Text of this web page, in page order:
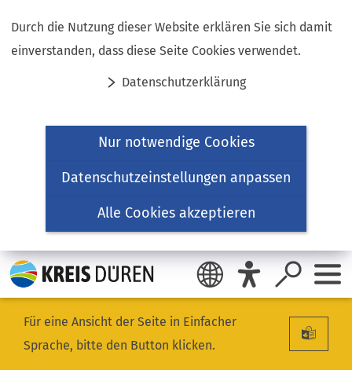
Durch die Nutzung dieser Website erklären Sie sich damit
einverstanden, dass diese Seite Cookies verwendet.
Datenschutzerklärung
Nur notwendige Cookies
Datenschutzeinstellungen anpassen
Alle Cookies akzeptieren
Inhalt anspringen
Für eine Ansicht der Seite in Einfacher
Sprache, bitte den Button klicken.